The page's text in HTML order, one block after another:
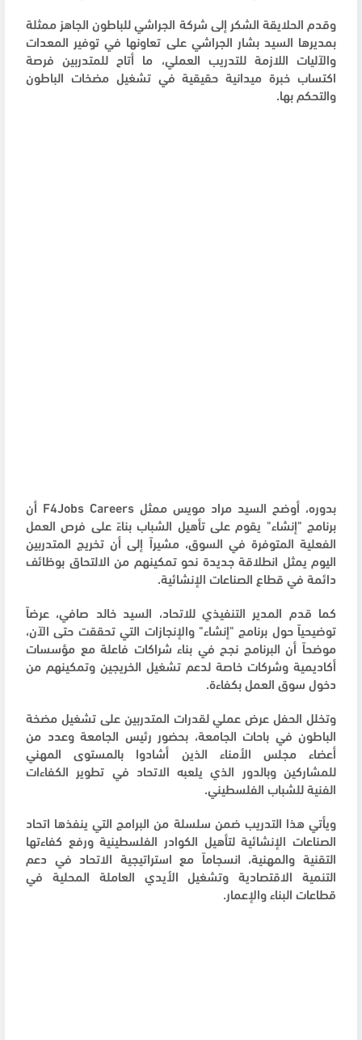
وقدم الحلايقة الشكر إلى شركة الجراشي للباطون الجاهز ممثلة
بمديرها السيد بشار الجراشي على تعاونها في توفير المعدات
والآليات اللازمة للتدريب العملي، ما أتاح للمتدربين فرصة
اكتساب خبرة ميدانية حقيقية في تشغيل مضخات الباطون
والتحكم بها.
بدوره، أوضح السيد مراد مويس ممثل F4Jobs Careers أن
برنامج "إنشاء" يقوم على تأهيل الشباب بناءً على فرص العمل
الفعلية المتوفرة في السوق، مشيراً إلى أن تخريج المتدربين
اليوم يمثل انطلاقة جديدة نحو تمكينهم من الالتحاق بوظائف
دائمة في قطاع الصناعات الإنشائية.
كما قدم المدير التنفيذي للاتحاد، السيد خالد صافي، عرضاً
توضيحياً حول برنامج "إنشاء" والإنجازات التي تحققت حتى الآن،
موضحاً أن البرنامج نجح في بناء شراكات فاعلة مع مؤسسات
أكاديمية وشركات خاصة لدعم تشغيل الخريجين وتمكينهم من
دخول سوق العمل بكفاءة.
وتخلل الحفل عرض عملي لقدرات المتدربين على تشغيل مضخة
الباطون في باحات الجامعة، بحضور رئيس الجامعة وعدد من
أعضاء مجلس الأمناء الذين أشادوا بالمستوى المهني
للمشاركين وبالدور الذي يلعبه الاتحاد في تطوير الكفاءات
الفنية للشباب الفلسطيني.
ويأتي هذا التدريب ضمن سلسلة من البرامج التي ينفذها اتحاد
الصناعات الإنشائية لتأهيل الكوادر الفلسطينية ورفع كفاءتها
التقنية والمهنية، انسجاماً مع استراتيجية الاتحاد في دعم
التنمية الاقتصادية وتشغيل الأيدي العاملة المحلية في
قطاعات البناء والإعمار.